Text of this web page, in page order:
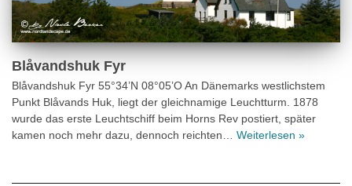
Blåvandshuk Fyr
Blåvandshuk Fyr 55°34’N 08°05’O An Dänemarks westlichstem
Punkt Blåvands Huk, liegt der gleichnamige Leuchtturm. 1878
wurde das erste Leuchtschiff beim Horns Rev postiert, später
kamen noch mehr dazu, dennoch reichten… Weiterlesen »